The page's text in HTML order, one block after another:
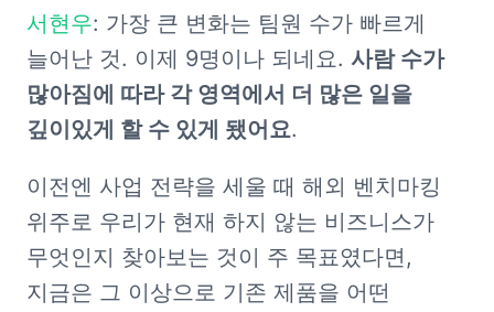
서현우: 가장 큰 변화는 팀원 수가 빠르게
늘어난 것. 이제 9명이나 되네요. 사람 수가
많아짐에 따라 각 영역에서 더 많은 일을
깊이있게 할 수 있게 됐어요.
이전엔 사업 전략을 세울 때 해외 벤치마킹
위주로 우리가 현재 하지 않는 비즈니스가
무엇인지 찾아보는 것이 주 목표였다면,
지금은 그 이상으로 기존 제품을 어떤